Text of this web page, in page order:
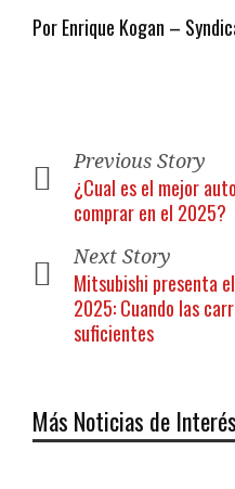
Por Enrique Kogan –
Previous Story
¿Cual es el mejor
comprar en el 2025?
Next Story
Mitsubishi presenta
2025: Cuando las
suficientes
Más Noticias de Interés